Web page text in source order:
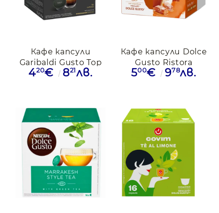
Кафе капсули
Garibaldi Gusto Top
Dolce Gusto,16бр
420€ 821лв.
Кафе капсули Dolce
Gusto Ristora
капучино солен
500€ 978лв.